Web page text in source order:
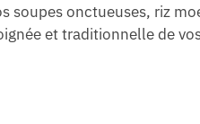
soupes onctueuses, riz
et traditionnelle de